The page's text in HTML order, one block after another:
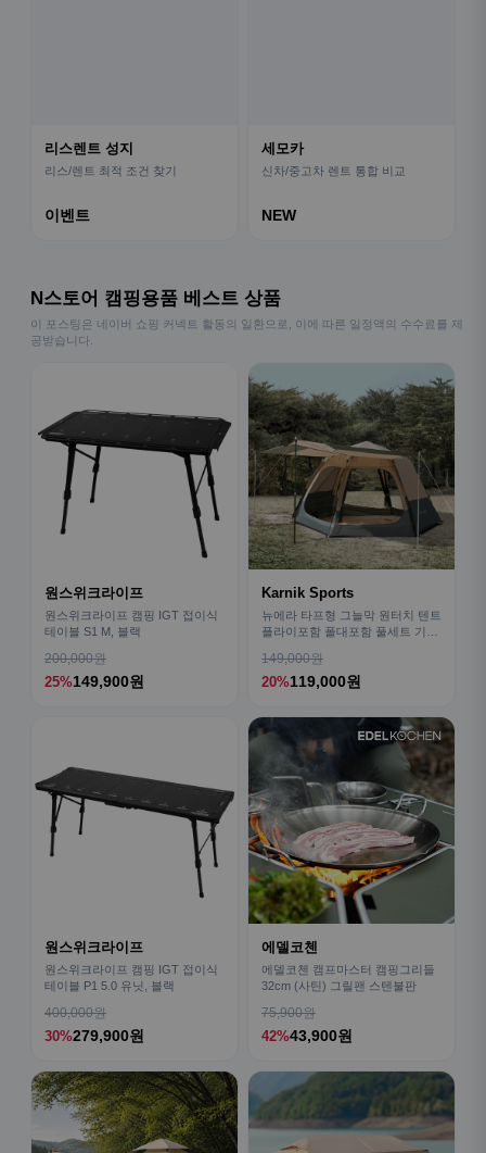
리스렌트 성지
리스/렌트 최적 조건 찾기
이벤트
세모카
신차/중고차 렌트 통합 비교
NEW
N스토어 캠핑용품 베스트 상품
이 포스팅은 네이버 쇼핑 커넥트 활동의 일환으로, 이에 따른 일정액의 수수료를 제
공받습니다.
원스위크라이프
원스위크라이프 캠핑 IGT 접이식
테이블 S1 M, 블랙
200,000원
25%149,900원
Karnik Sports
뉴에라 타프형 그늘막 원터치 텐트
플라이포함 폴대포함 풀세트 기본
149,000원
20%119,000원
원스위크라이프
원스위크라이프 캠핑 IGT 접이식
테이블 P1 5.0 유닛, 블랙
400,000원
30%279,900원
에델코첸
에델코첸 캠프마스터 캠핑그리들
32cm (사틴) 그릴팬 스텐불판
75,900원
42%43,900원